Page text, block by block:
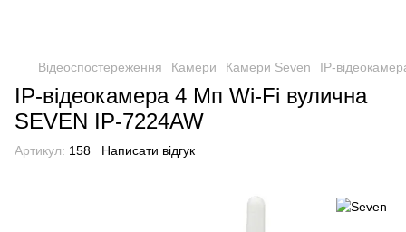
Відеоспостереження Камери Камери Seven IP-
IP-відеокамера 4 Мп Wi-Fi вулична
SEVEN IP-7224AW
Артикул: 158 Написати відгук